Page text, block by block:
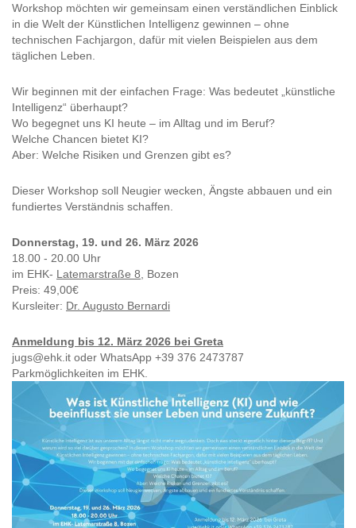
Workshop möchten wir gemeinsam einen verständlichen Einblick
in die Welt der Künstlichen Intelligenz gewinnen – ohne
technischen Fachjargon, dafür mit vielen Beispielen aus dem
täglichen Leben.
Wir beginnen mit der einfachen Frage: Was bedeutet „künstliche
Intelligenz“ überhaupt?
Wo begegnet uns KI heute – im Alltag und im Beruf?
Welche Chancen bietet KI?
Aber: Welche Risiken und Grenzen gibt es?
Dieser Workshop soll Neugier wecken, Ängste abbauen und ein
fundiertes Verständnis schaffen.
Donnerstag, 19. und 26. März 2026
18.00 - 20.00 Uhr
im EHK- Latemarstraße 8,
Bozen
Preis: 49,00€
Kursleiter: Dr. Augusto Bernardi
Anmeldung bis 12. März 2026 bei Greta
jugs@ehk.it oder WhatsApp +39 376 2473787
Parkmöglichkeiten im EHK.